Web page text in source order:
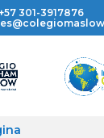
301-3917876